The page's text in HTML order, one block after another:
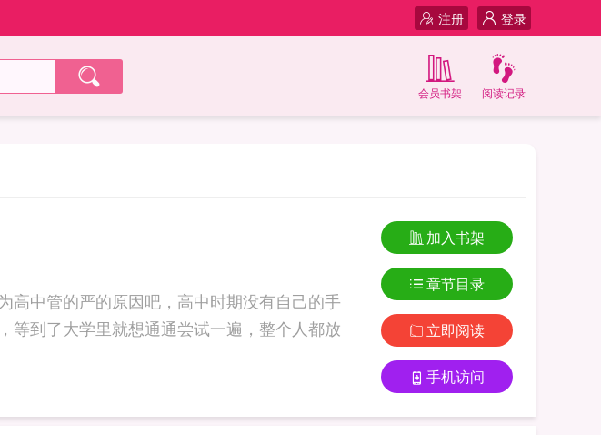
登录
注册
阅读记录
会员书架
高中管的严的原因吧，高中时期没有自己的手
等到了大学里就想通通尝试一遍，整个人都放
加入书架
章节目录
立即阅读
手机访问